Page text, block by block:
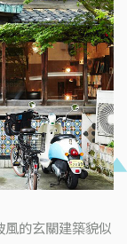
風的玄關建築貌似